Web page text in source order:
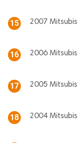
15 2007
16 2006
17 2005
18 2004